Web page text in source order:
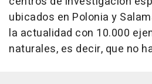
ubicados en Polonia y
la actualidad con 10.000
naturales, es decir, que no